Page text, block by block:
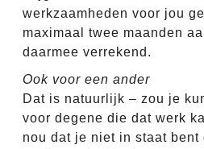
werkzaamheden voor jou
maximaal twee maanden
daarmee verrekend.
Ook voor een ander
Dat is natuurlijk – zou je
voor degene die dat werk
nou dat je niet in staat bent